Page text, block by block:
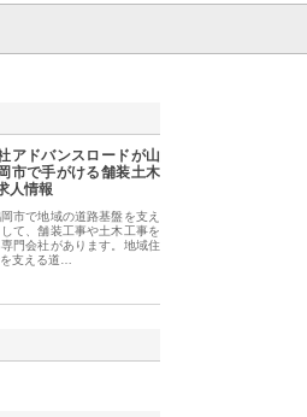
アドバンスロードが山
市で手がける舗装土木
人情報
市で地域の道路基盤を支え
て、舗装工事や土木工事を
門会社があります。地域住
支える道…